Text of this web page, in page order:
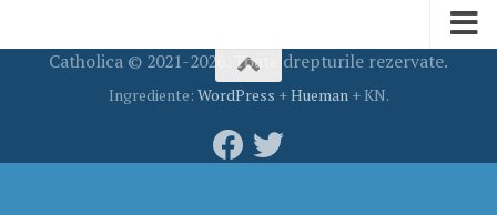
Catholica © 2021-2026. Toate drepturile rezervate.
Ingrediente: WordPress +Hueman+ KN.